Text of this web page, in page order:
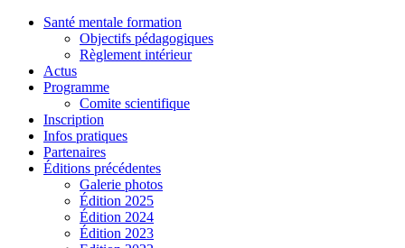
Santé mentale formation
Objectifs pédagogiques
Règlement intérieur
Actus
Programme
Comite scientifique
Inscription
Infos pratiques
Partenaires
Éditions précédentes
Galerie photos
Édition 2025
Édition 2024
Édition 2023